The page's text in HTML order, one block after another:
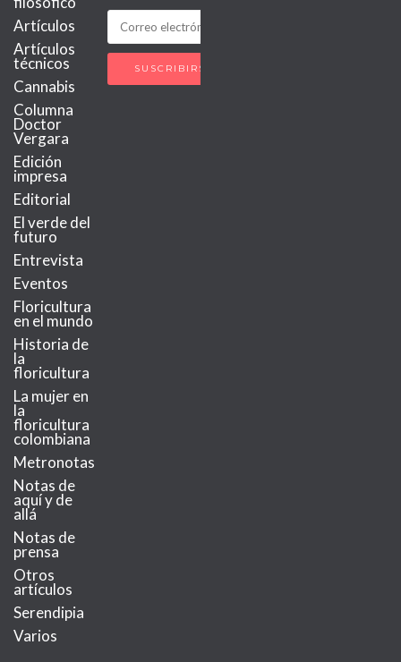
Artículos
Artículos
técnicos
Cannabis
Columna
Doctor
Vergara
Edición
impresa
Editorial
El verde del
futuro
Entrevista
Eventos
Floricultura
en el mundo
Historia de
la
floricultura
La mujer en
la
floricultura
colombiana
Metronotas
Notas de
aquí y de
allá
Notas de
prensa
Otros
artículos
Serendipia
Varios